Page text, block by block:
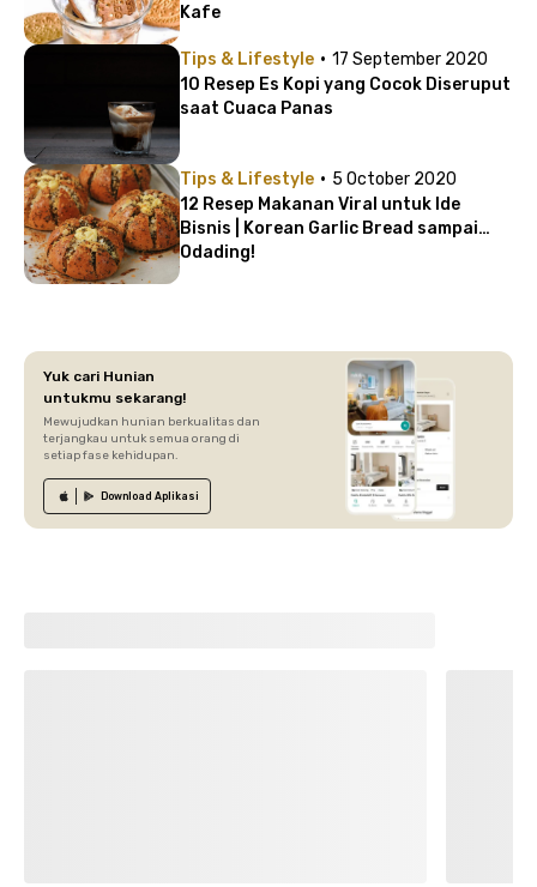
Kafe
Tips & Lifestyle · 17 September 2020
10 Resep Es Kopi yang Cocok Diseruput
saat Cuaca Panas
Tips & Lifestyle · 5 October 2020
12 Resep Makanan Viral untuk Ide
Bisnis | Korean Garlic Bread sampai
Odading!
Yuk cari Hunian
untukmu sekarang!
Mewujudkan hunian berkualitas dan
terjangkau untuk semua orang di
setiap fase kehidupan.
Download Aplikasi